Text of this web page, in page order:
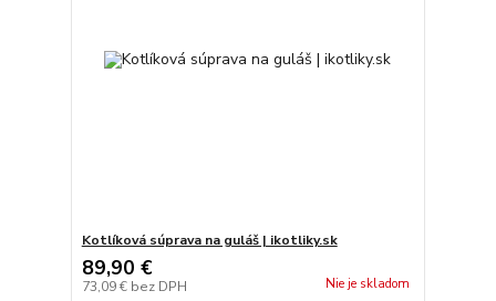
Kotlíková súprava na guláš | ikotliky.sk
89,90 €
73,09 € bez DPH Nie je skladom